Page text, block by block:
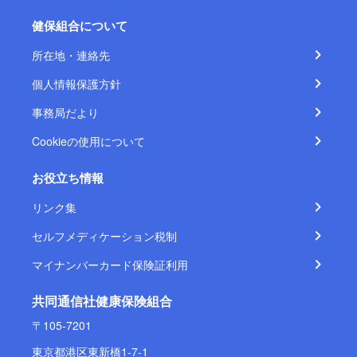
健保組合について
所在地・連絡先
個人情報保護方針
事務局だより
Cookieの使用について
お役立ち情報
リンク集
セルフメディケーション税制
マイナンバーカード保険証利用
共同通信社健康保険組合
〒105-7201
東京都港区東新橋1-7-1